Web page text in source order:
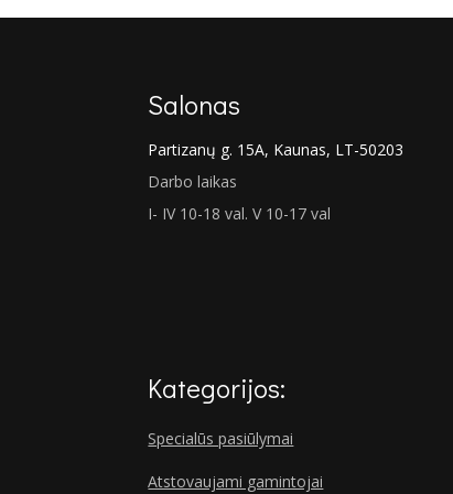
Salonas
Partizanų g. 15A, Kaunas, LT-50203
Darbo laikas
I- IV 10-18 val. V 10-17 val
Kategorijos:
Specialūs pasiūlymai
Atstovaujami gamintojai